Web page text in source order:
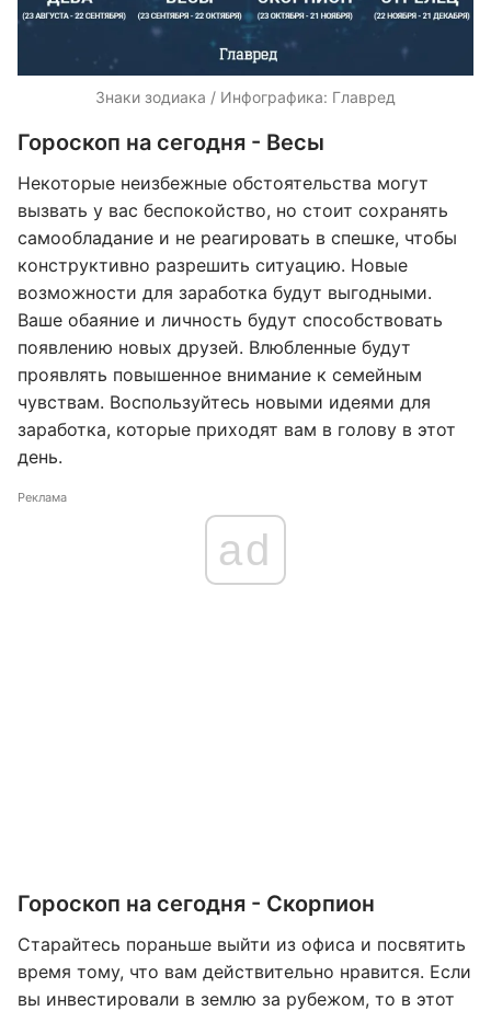
Знаки зодиака / Инфографика: Главред
Гороскоп на сегодня - Весы
Некоторые неизбежные обстоятельства могут
вызвать у вас беспокойство, но стоит сохранять
самообладание и не реагировать в спешке, чтобы
конструктивно разрешить ситуацию. Новые
возможности для заработка будут выгодными.
Ваше обаяние и личность будут способствовать
появлению новых друзей. Влюбленные будут
проявлять повышенное внимание к семейным
чувствам. Воспользуйтесь новыми идеями для
заработка, которые приходят вам в голову в этот
день.
Реклама
ad
Гороскоп на сегодня - Скорпион
Старайтесь пораньше выйти из офиса и посвятить
время тому, что вам действительно нравится. Если
вы инвестировали в землю за рубежом, то в этот